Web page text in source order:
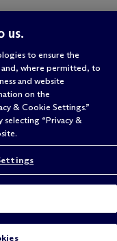
us.
to ensure the
where permitted, to
and website
on the
& Cookie Settings.”
selecting “Privacy &